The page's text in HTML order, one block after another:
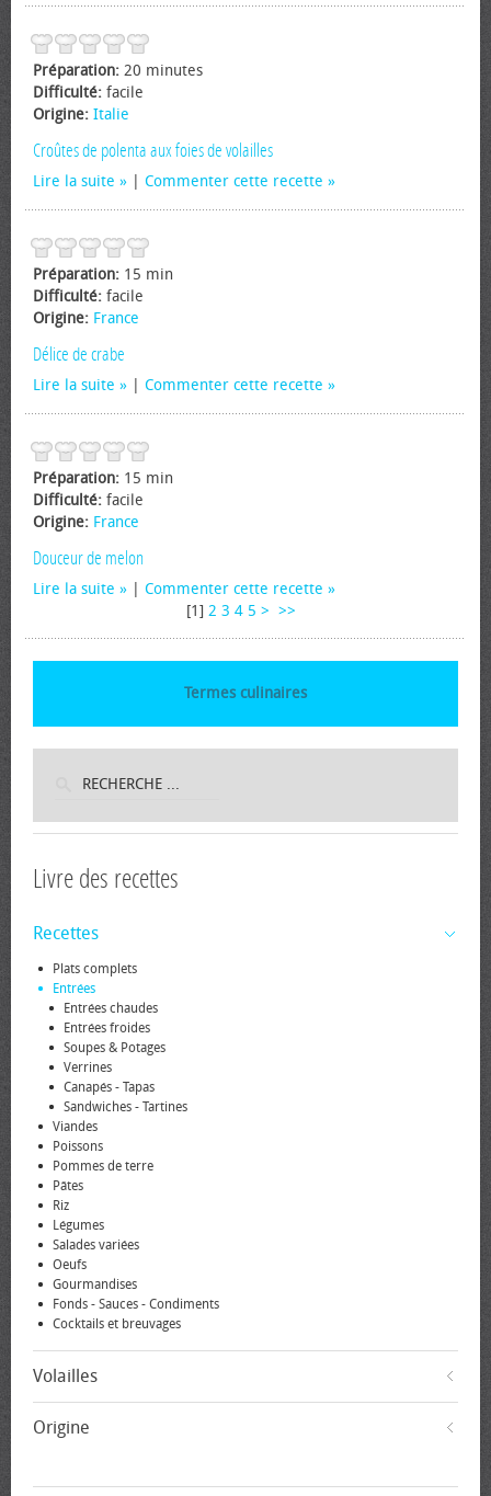
Préparation: 20 minutes
Difficulté: facile
Origine: Italie
Croûtes de polenta aux foies de volailles
Lire la suite Commenter cette recette
Préparation: 15 min
Difficulté: facile
Origine: France
Délice de crabe
Lire la suite Commenter cette recette
Préparation: 15 min
Difficulté: facile
Origine: France
Douceur de melon
Lire la suite
Commenter cette recette
[1] 2 3 4 5 > >>
Termes culinaires
Livre des recettes
Recettes
Plats complets
Entrées
Entrées chaudes
Entrées froides
Soupes & Potages
Verrines
Canapés - Tapas
Sandwiches - Tartines
Viandes
Poissons
Pommes de terre
Pâtes
Riz
Légumes
Salades variées
Oeufs
Gourmandises
Fonds - Sauces - Condiments
Cocktails et breuvages
Volailles
Origine